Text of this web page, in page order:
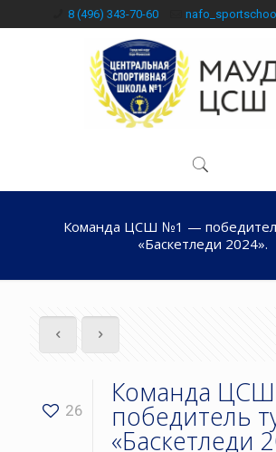
8 (496) 343-70-60
Команда ЦСШ №1 —
«Баскетледи 2024».
26
Команда
победитель
«Баскетледи